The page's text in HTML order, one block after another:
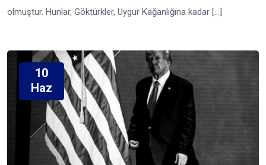
olmuştur. Hunlar, Göktürkler, Uygur Kağanlığına kadar […]
10
Haz